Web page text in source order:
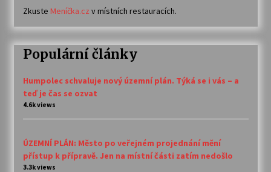
Zkuste Meníčka.cz v místních restauracích.
Populární články
Humpolec schvaluje nový územní plán. Týká se i vás – a
teď je čas se ozvat
4.6k views
ÚZEMNÍ PLÁN: Město po veřejném projednání mění
přístup k přípravě. Jen na místní části zatím nedošlo
3.3k views